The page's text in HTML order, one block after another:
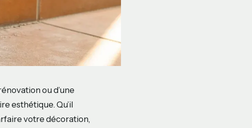
ou d’une
esthétique. Qu’il
votre décoration,